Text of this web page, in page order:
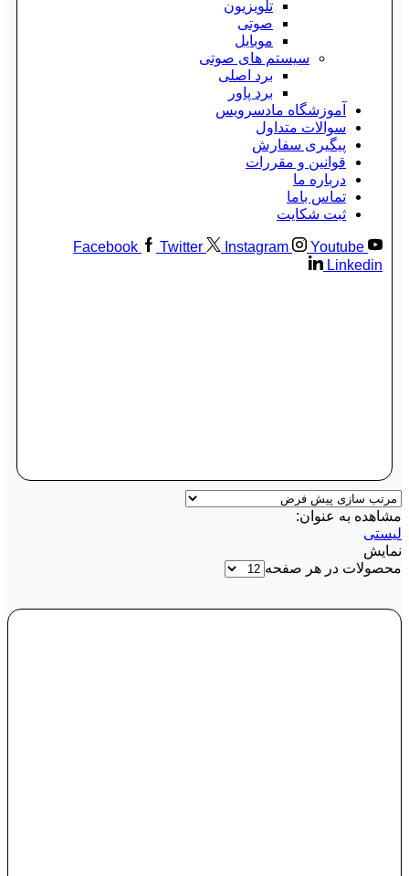
تلویزیون
صوتی
موبایل
سیستم های صوتی
برد اصلی
برد پاور
آموزشگاه مادسرویس
سوالات متداول
پیگیری سفارش
قوانین و مقررات
درباره ما
تماس باما
ثبت شکایت
Facebook Twitter Instagram
Youtube
Linkedin
مشاهده به عنوان:
لیستی
نمایش
محصولات در هر صفحه